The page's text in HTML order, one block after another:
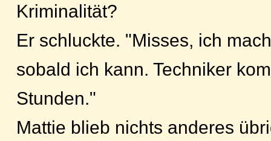
Kriminalität?
Er schluckte. "Misses, ich
sobald ich kann. Techniker
Stunden."
Mattie blieb nichts anderes